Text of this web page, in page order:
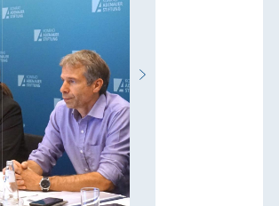
Konrad-Adenauer-